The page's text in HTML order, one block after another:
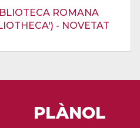
ROMANA
- NOVETAT
PLÀNOL